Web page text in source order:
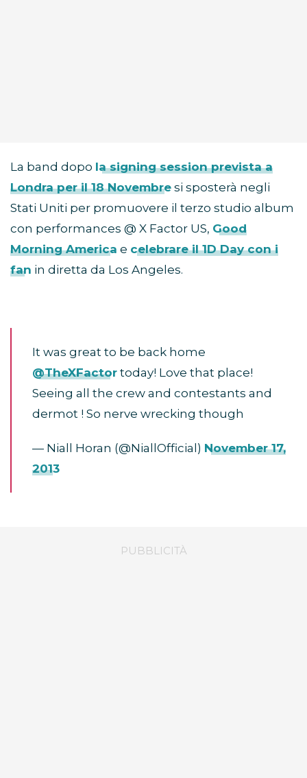
La band dopo la signing session prevista a
Londra per il 18 Novembre si sposterà negli
Stati Uniti per promuovere il terzo studio album
con performances @ X Factor US, Good
Morning America e celebrare il 1D Day con i
fan in diretta da Los Angeles.
It was great to be back home
@TheXFactor today! Love that place!
Seeing all the crew and contestants and
dermot ! So nerve wrecking though
— Niall Horan (@NiallOfficial) November 17,
2013